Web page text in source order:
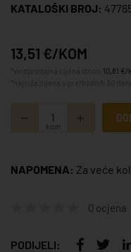
KATALOŠKI BROJ:
13,51 €/KOM
10,81 €/
kom
NAPOMENA: Za veće
0 ocjena
PODIJELI: